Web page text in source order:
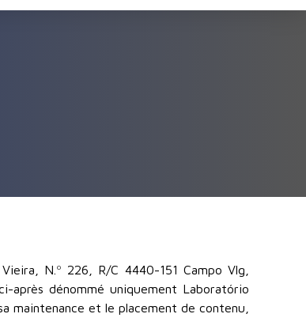
N.º 226, R/C 4440-151 Campo Vlg,
après dénommé uniquement Laboratório
maintenance et le placement de contenu,